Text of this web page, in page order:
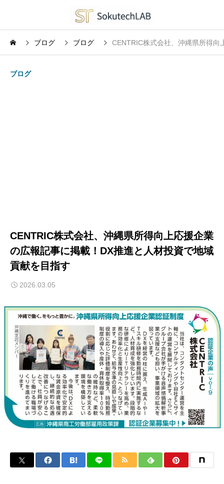
ブログ ブログ CENTRIC株式会社、沖縄県所得向
ブログ
CENTRIC株式会社、沖縄県所得向上応援企業
の広報記事に掲載！DX推進と人材投資で地域
貢献を目指す
2026.03.05